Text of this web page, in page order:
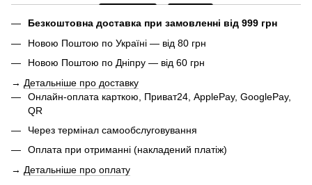
Безкоштовна доставка при замовленні від 999 грн
Новою Поштою по Україні — від 80 грн
Новою Поштою по Дніпру — від 60 грн
→ Детальніше про доставку
Онлайн-оплата карткою, Приват24, ApplePay, GooglePay,
QR
Через термінал самообслуговування
Оплата при отриманні (накладений платіж)
→ Детальніше про оплату